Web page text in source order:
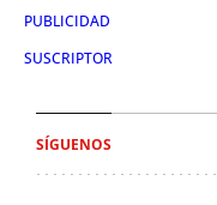
PUBLICIDAD
SUSCRIPTOR
SÍGUENOS